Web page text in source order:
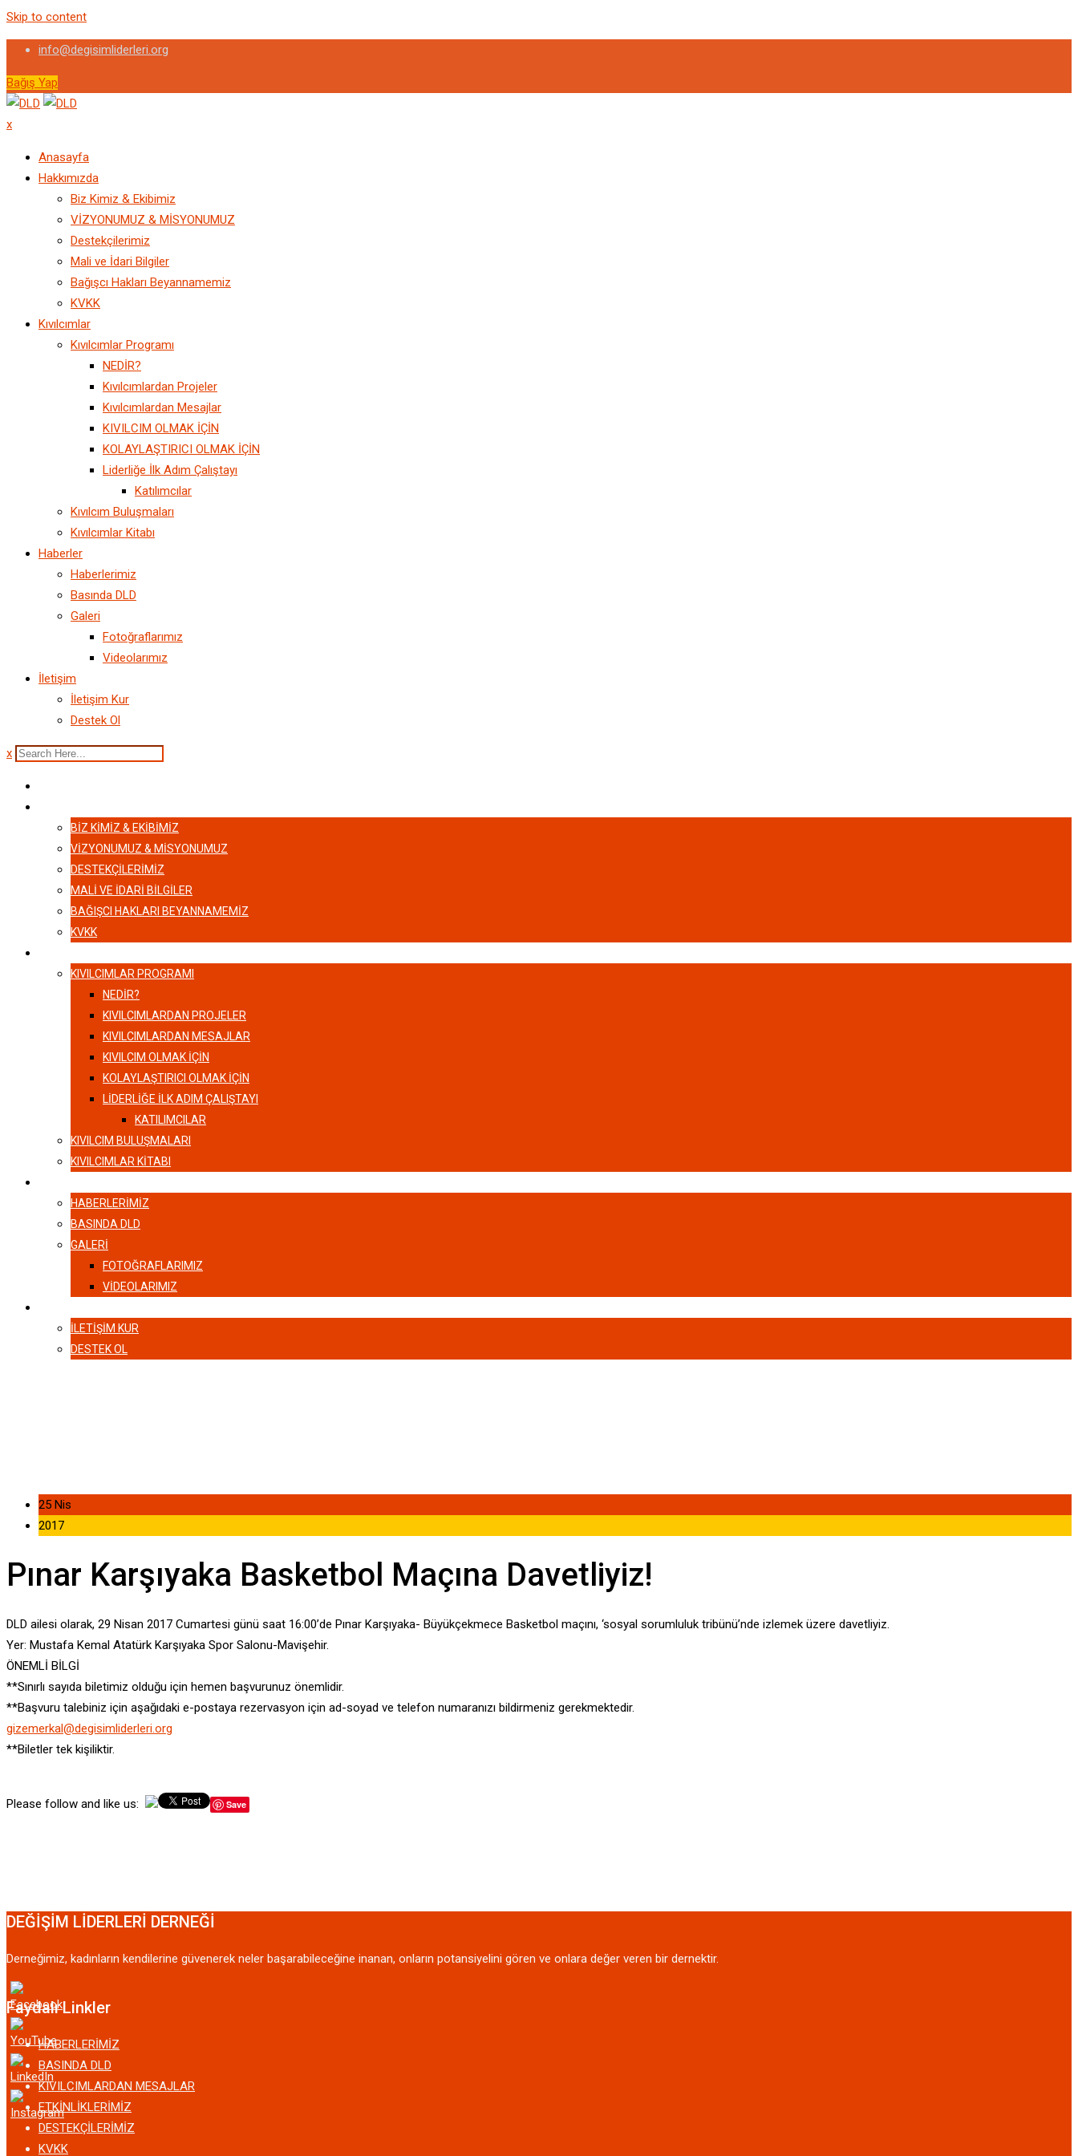
Skip to content
info@degisimliderleri.org
Bağış Yap
x
Anasayfa
Hakkımızda
Biz Kimiz & Ekibimiz
VİZYONUMUZ & MİSYONUMUZ
Destekçilerimiz
Mali ve İdari Bilgiler
Bağışcı Hakları Beyannamemiz
KVKK
Kıvılcımlar
Kıvılcımlar Programı
NEDİR?
Kıvılcımlardan Projeler
Kıvılcımlardan Mesajlar
KIVILCIM OLMAK İÇİN
KOLAYLAŞTIRICI OLMAK İÇİN
Liderliğe İlk Adım Çalıştayı
Katılımcılar
Kıvılcım Buluşmaları
Kıvılcımlar Kitabı
Haberler
Haberlerimiz
Basında DLD
Galeri
Fotoğraflarımız
Videolarımız
İletişim
İletişim Kur
Destek Ol
x
BIZ KIMIZ & EKIBIMIZ
VİZYONUMUZ & MİSYONUMUZ
DESTEKÇILERIMIZ
MALI VE İDARI BILGILER
BAĞIŞCI HAKLARI BEYANNAMEMIZ
KVKK
KIVILCIMLAR PROGRAMI
NEDİR?
KIVILCIMLARDAN PROJELER
KIVILCIMLARDAN MESAJLAR
KIVILCIM OLMAK İÇİN
KOLAYLAŞTIRICI OLMAK İÇİN
LIDERLIĞE İLK ADIM ÇALIŞTAYI
KATILIMCILAR
KIVILCIM BULUŞMALARI
KIVILCIMLAR KITABI
HABERLERIMIZ
BASINDA DLD
GALERI
FOTOĞRAFLARIMIZ
VIDEOLARIMIZ
İLETIŞIM KUR
DESTEK OL
25 Nis
2017
Pınar Karşıyaka Basketbol Maçına Davetliyiz!
DLD ailesi olarak, 29 Nisan 2017 Cumartesi günü saat 16:00’de Pınar Karşıyaka- Büyükçekmece Basketbol maçını, ‘sosyal sorumluluk tribünü’nde izlemek üzere davetliyiz.
Yer: Mustafa Kemal Atatürk Karşıyaka Spor Salonu-Mavişehir.
ÖNEMLİ BİLGİ
**Sınırlı sayıda biletimiz olduğu için hemen başvurunuz önemlidir.
**Başvuru talebiniz için aşağıdaki e-postaya rezervasyon için ad-soyad ve telefon numaranızı bildirmeniz gerekmektedir.
gizemerkal@degisimliderleri.org
**Biletler tek kişiliktir.
Please follow and like us: Save
DEĞİŞİM LİDERLERİ DERNEĞİ
Derneğimiz, kadınların kendilerine güvenerek neler başarabileceğine inanan, onların potansiyelini gören ve onlara değer veren bir dernektir.
Faydalı Linkler
HABERLERİMİZ
BASINDA DLD
KIVILCIMLARDAN MESAJLAR
ETKİNLİKLERİMİZ
DESTEKÇİLERİMİZ
KVKK